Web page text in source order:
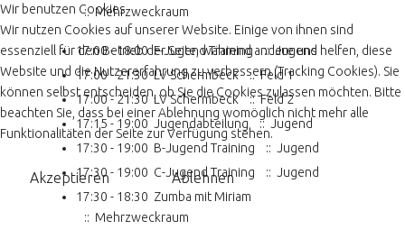
:: Mehrzweckraum
17:00 - 18:00F-Jugend Training :: Jugend
17:00 - 21:30LV Schermbeck :: Feld 1
17:00 - 21:30LV Schermbeck :: Feld 2
17:15 - 19:00 Jugendabteilung
:: Jugend
17:30 - 19:00 B-Jugend Training
:: Jugend
17:30 - 19:00 C-Jugend Training
:: Jugend
17:30 - 18:30 Zumba mit Miriam
:: Mehrzweckraum
Wir benutzen Cookies
Wir nutzen Cookies auf unserer Website. Einige von ihnen sind
essenziell für den Betrieb der Seite, während andere uns helfen, diese
Website und die Nutzererfahrung zu verbessern (Tracking Cookies). Sie
können selbst entscheiden, ob Sie die Cookies zulassen möchten. Bitte
beachten Sie, dass bei einer Ablehnung womöglich nicht mehr alle
Funktionalitäten der Seite zur Verfügung stehen.
Akzeptieren Ablehnen